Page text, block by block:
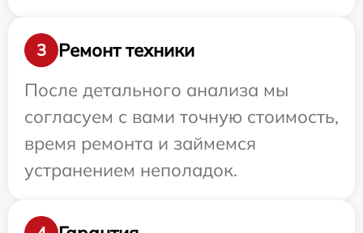
3
Ремонт техники
После детального анализа мы
согласуем с вами точную стоимость,
время ремонта и займемся
устранением неполадок.